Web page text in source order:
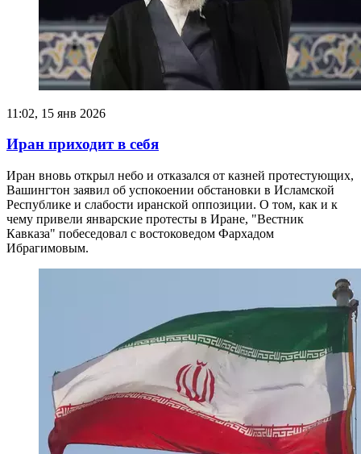
11:02, 15 янв 2026
Иран приходит в себя
Иран вновь открыл небо и отказался от казней протестующих,
Вашингтон заявил об успокоении обстановки в Исламской
Республике и слабости иранской оппозиции. О том, как и к
чему привели январские протесты в Иране, "Вестник
Кавказа" побеседовал с востоковедом Фархадом
Ибрагимовым.